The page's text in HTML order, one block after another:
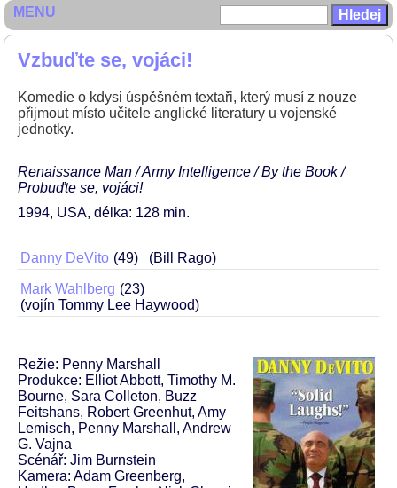
Vzbuďte se, vojáci!
Komedie o kdysi úspěšném textaři, který musí z nouze
přijmout místo učitele anglické literatury u vojenské
jednotky.
Renaissance Man / Army Intelligence / By the Book /
Probuďte se, vojáci!
1994 USA délka: 128 min
Danny DeVito 49 (Bill Rago)
Mark Wahlberg
23
(vojín Tommy Lee Haywood)
Režie: Penny Marshall
Produkce: Elliot Abbott, Timothy M.
Bourne, Sara Colleton, Buzz
Feitshans, Robert Greenhut, Amy
Lemisch, Penny Marshall, Andrew
G. Vajna
Scénář: Jim Burnstein
Kamera: Adam Greenberg,
MENU